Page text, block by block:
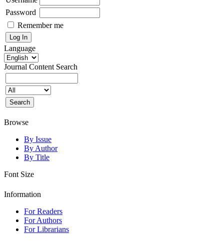
Password
Remember me
Language
Journal Content Search
Browse
By Issue
By Author
By Title
Font Size
Information
For Readers
For Authors
For Librarians